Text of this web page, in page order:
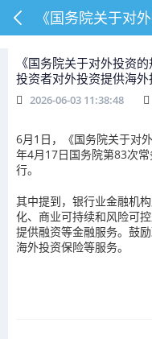
《国务院关于对外投资
投资者对外投资提供海
2026-06-03 11:38:48
6月1日，《国务院关于对
年4月17日国务院第83次
行。
其中提到，银行业金融机
化、商业可持续和风险可
提供融资等金融服务。鼓
海外投资保险等服务。